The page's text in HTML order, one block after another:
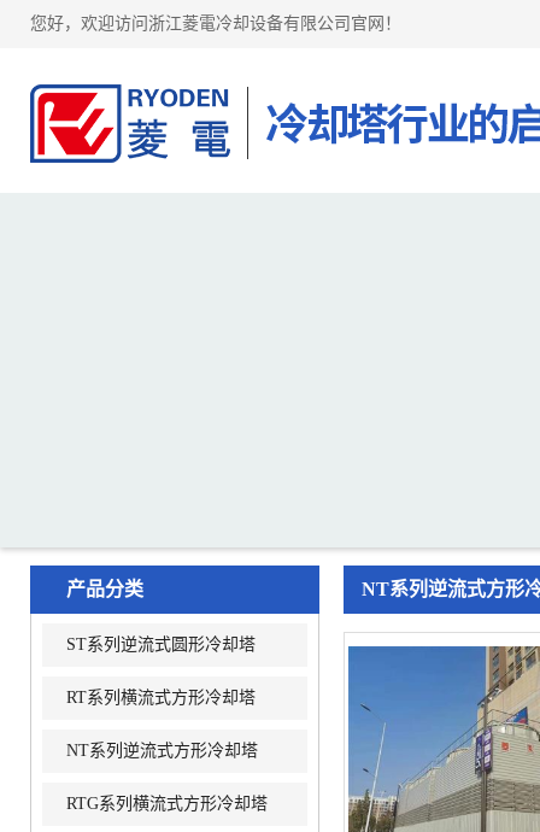
您好，欢迎访问浙江菱電冷却设备有限公司官网！
产品分类
ST系列逆流式圆形冷却塔
RT系列横流式方形冷却塔
NT系列逆流式方形冷却塔
RTG系列横流式方形冷却塔
NT系列逆流式方形